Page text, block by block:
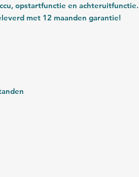
opstartfunctie en achteruitfunctie.
met 12 maanden garantie!